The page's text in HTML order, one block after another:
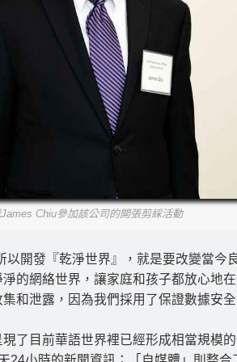
James Chiu參加該公司的開張剪綵活動
以開發『乾淨世界』，就是要改變當今
的網絡世界，讓家庭和孩子都放心地
和泄露，因為我們採用了保證數據安
了目前華語世界裡已經形成相當規模